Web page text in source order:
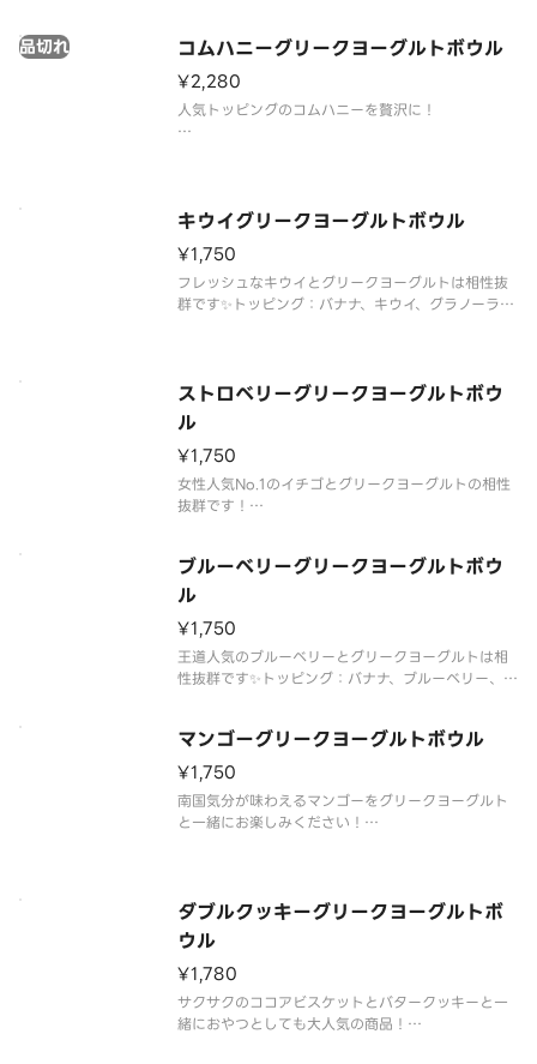
ラ、ミックスナッツ、ココアビスケット
コムハニーグリークヨーグルトボウル
品切れ
¥2,280
人気トッピングのコムハニーを贅沢に！
キウイグリークヨーグルトボウル
¥1,750
フレッシュなキウイとグリークヨーグルトは相性抜
群です✨トッピング：バナナ、キウイ、グラノーラ、
ストロベリーグリークヨーグルトボウ
ル
¥1,750
女性人気No.1のイチゴとグリークヨーグルトの相性
抜群です！
スナッツ、ココアビスケット
ブルーベリーグリークヨーグルトボウ
ル
¥1,750
王道人気のブルーベリーとグリークヨーグルトは相
性抜群です✨トッピング：バナナ、ブルーベリー、グ
マンゴーグリークヨーグルトボウル
¥1,750
南国気分が味わえるマンゴーをグリークヨーグルト
と一緒にお楽しみください！
ダブルクッキーグリークヨーグルトボ
ウル
¥1,780
サクサクのココアビスケットとバタークッキーと一
緒におやつとしても大人気の商品！